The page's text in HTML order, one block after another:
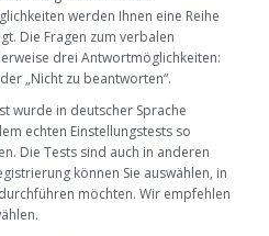
werden Ihnen eine Reihe
Die Fragen zum verbalen
drei Antwortmöglichkeiten:
„Nicht zu beantworten“.
wurde in deutscher Sprache
echten Einstellungstests so
Die Tests sind auch in anderen
können Sie auswählen, in
möchten. Wir empfehlen